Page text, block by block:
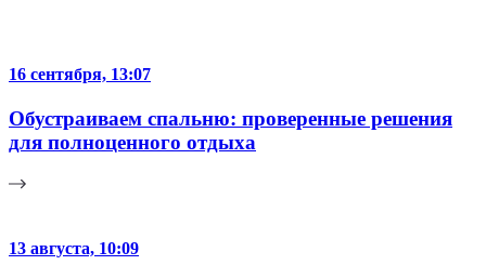
16 сентября, 13:07
Обустраиваем спальню: проверенные решения
для полноценного отдыха
13 августа, 10:09